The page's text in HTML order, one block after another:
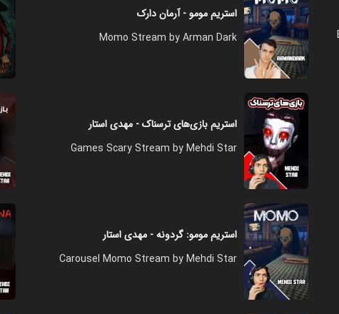
استریم مومو - آرمان دارک
Momo Stream by Arman Dark
استریم بازی‌های ترسناک - مهدی استار
Games Scary Stream by Mehdi Star
استریم مومو: گردونه - مهدی استار
Carousel Momo Stream by Mehdi Star